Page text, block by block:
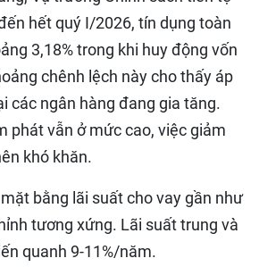
hết quý I/2026, tín dụng toàn
3,18% trong khi huy động vốn
chênh lệch này cho thấy áp
các ngân hàng đang gia tăng.
phát vẫn ở mức cao, việc giảm
khó khăn.
bằng lãi suất cho vay gần như
tương xứng. Lãi suất trung và
quanh 9-11%/năm.